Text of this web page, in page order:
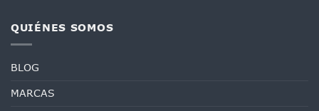
QUIÉNES SOMOS
BLOG
MARCAS